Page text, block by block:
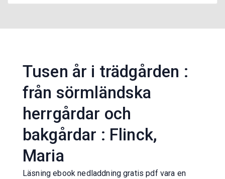
Tusen år i trädgården :
från sörmländska
herrgårdar och
bakgårdar : Flinck,
Maria
Läsning ebook nedladdning gratis pdf vara en